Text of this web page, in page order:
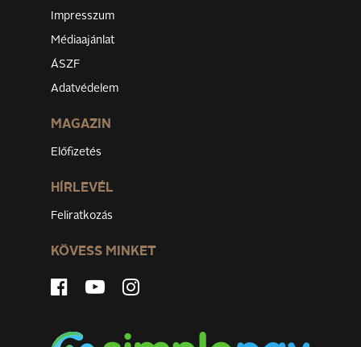
Impresszum
Médiaajánlat
ÁSZF
Adatvédelem
MAGAZIN
Előfizetés
HÍRLEVÉL
Feliratkozás
KÖVESS MINKET